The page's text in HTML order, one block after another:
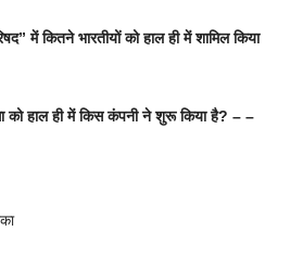
में कितने भारतीयों को हाल ही में शामिल किया
हाल ही में किस कंपनी ने शुरू किया है? – –